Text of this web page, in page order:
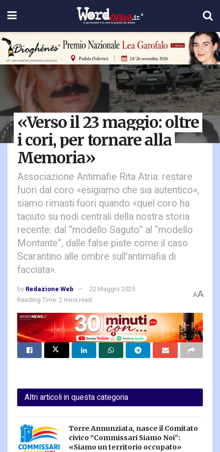
«Verso il 23 maggio: oltre
i cori, per tornare alla
Memoria»
Associazione Antimafie Rita Atria: restare
fuori dal coro «esigiamo che sia autentico»,
siamo rimasti fuori quando «quel coro ha
taciuto su nodi centrali della nostra storia
recente: dal “modello Saguto” al “modello
Montante”, dalle false piste come il caso
Scarantino alle ombre sull’antimafia di
facciata».
by Redazione Web
22 Maggio 2025
Reading Time: 2 mins read
AA
Altri articoli in questa categoria
Torre Annunziata, nasce il Comitato
civico “Commissari Siamo Noi”:
«Siamo un territorio occupato»